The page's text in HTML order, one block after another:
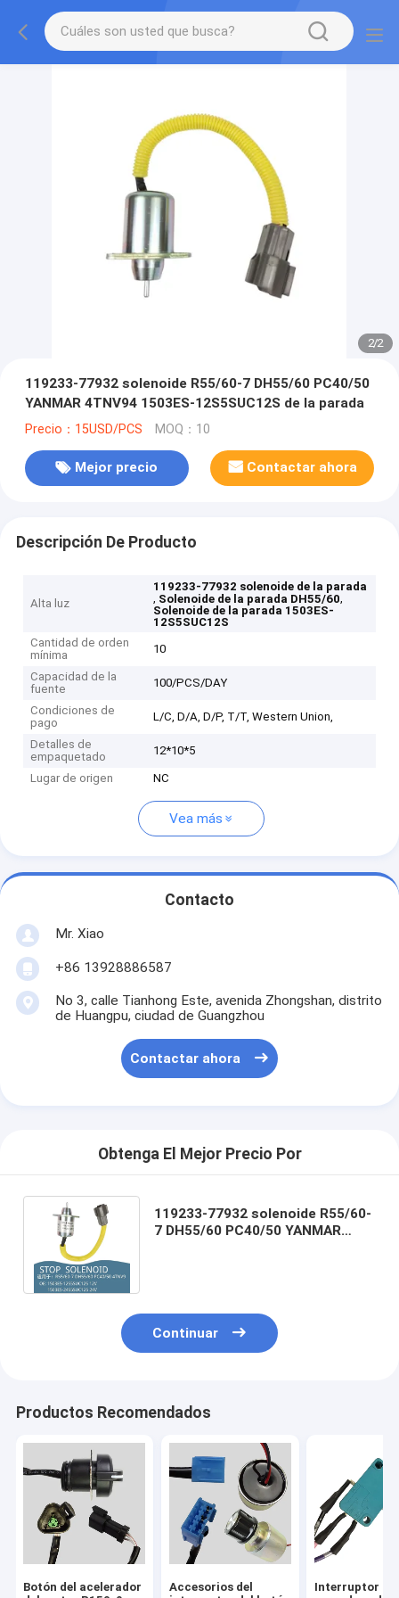
2/2
119233-77932 solenoide R55/60-7 DH55/60 PC40/50
YANMAR 4TNV94 1503ES-12S5SUC12S de la parada
Precio：15USD/PCS MOQ：10
Mejor precio Contactar ahora
Descripción De Producto
Alta luz
119233-77932 solenoide de la parada
, Solenoide de la parada DH55/60,
Solenoide de la parada 1503ES-
12S5SUC12S
Cantidad de orden
mínima
10
Capacidad de la
fuente
100/PCS/DAY
Condiciones de
pago
L/C, D/A, D/P, T/T, Western Union,
Detalles de
empaquetado
12*10*5
Lugar de origen NC
Vea más
Contacto
Mr. Xiao
+86 13928886587
No 3, calle Tianhong Este, avenida Zhongshan, distrito
de Huangpu, ciudad de Guangzhou
Contactar ahora
Obtenga El Mejor Precio Por
119233-77932 solenoide R55/60-
7 DH55/60 PC40/50 YANMAR
Continuar
Productos Recomendados
Botón del acelerador
Accesorios del
Interruptor de